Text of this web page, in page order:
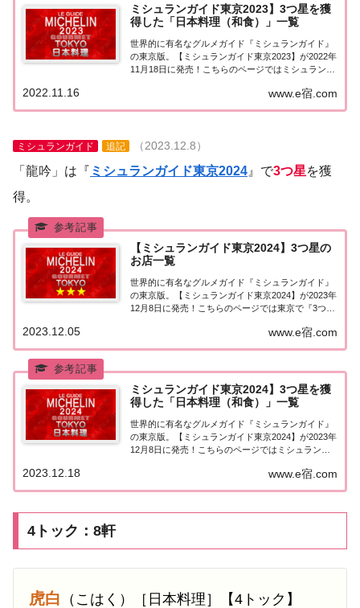
ミシュランガイド東京2023】3つ星を獲
得した「日本料理（和食）」一覧
世界的に有名なグルメガイド『ミシュランガイド』
の東京版。【ミシュランガイド東京2023】が2022年
11月18日に発売！こちらのページではミシュラン東
にまとめました。ミシュラン東京2023「日本料理」
「ミシュランガイド東京2023」で...
www.e宿.com
2022.11.16
ミシュランガイド 追記 （2023.12.8）
「龍吟」は『 ミシュランガイド東京2024 』で3つ星を獲
得。
【ミシュランガイド東京2024】3つ星の
お店一覧
世界的に有名なグルメガイド『ミシュランガイド』
の東京版。【ミシュランガイド東京2024】が2023年
12月8日に発売！こちらのページでは東京で『3つ星
一覧にまとめました。ミシュランガイド東京
2024『3つ星』ミシュランガイド東京202...
www.e宿.com
2023.12.05
ミシュランガイド東京2024】3つ星を獲
得した「日本料理（和食）」一覧
世界的に有名なグルメガイド『ミシュランガイド』
の東京版。【ミシュランガイド東京2024】が2023年
12月8日に発売！こちらのページではミシュラン東
にまとめました。ミシュラン東京2024「日本料理
（和食）」「ミシュランガイド東京202...
www.e宿.com
2023.12.18
4トック：8軒
虎白 （こはく）［日本料理］【4トック】